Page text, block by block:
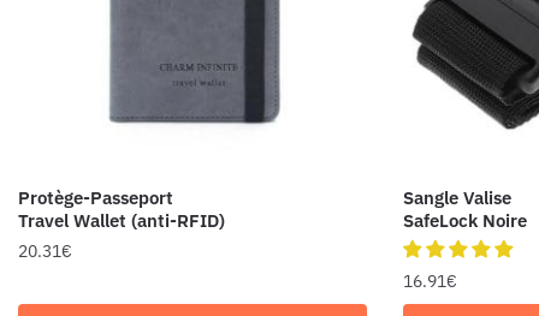
Protège-Passeport
Travel Wallet (anti-RFID)
20.31€
Sangle Valise
SafeLock Noire
16.91€